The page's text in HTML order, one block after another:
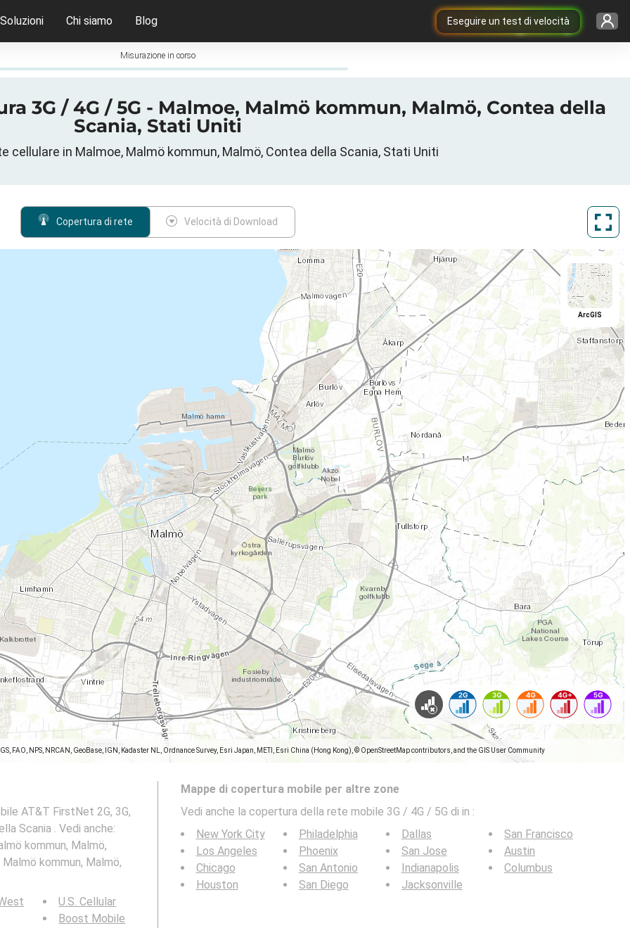
Eseguire un test di velocità
Soluzioni Chi siamo Blog
Misurazione in corso
3G / 4G / 5G - Malmoe, Malmö kommun, Malmö, Contea della
Scania, Stati Uniti
cellulare in Malmoe, Malmö kommun, Malmö, Contea della Scania, Stati Uniti
Copertura di rete Velocità di Download
FAO, NPS, NRCAN, GeoBase, IGN, Kadaster NL, Ordnance Survey, Esri Japan, METI, Esri China (Hong Kong), © OpenStreetMap contributors, and the GIS User Community
ArcGIS
AT&T FirstNet 2G, 3G,
Scania . Vedi anche:
kommun, Malmö,
kommun, Malmö,
U.S. Cellular
Boost Mobile
Mappe di copertura mobile per altre zone
Vedi anche la copertura della rete mobile 3G / 4G / 5G di in :
New York City
Los Angeles
Chicago
Houston
Philadelphia
Phoenix
San Antonio
San Diego
Dallas
San Jose
Indianapolis
Jacksonville
San Francisco
Austin
Columbus